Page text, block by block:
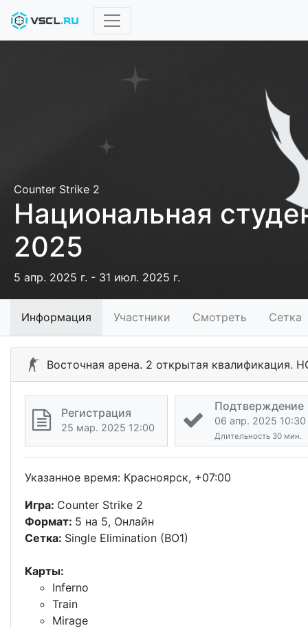
Counter Strike 2
Национальная
2025
5 апр. 2025 г. - 31 июл. 2025 г.
Информация Участники Смотреть Сетка
Восточная арена. 2 открытая квалификация.
Регистрация
25 мар. 2025 12:00
Подтверждение
06 апр. 2025 10:30
Длительность 30 мин.
Указанное время: Красноярск, +07:00
Игра: Counter Strike 2
Формат: 5 на 5, Онлайн
Сетка: Single Elimination (BO1)
Карты:
Inferno
Train
Mirage